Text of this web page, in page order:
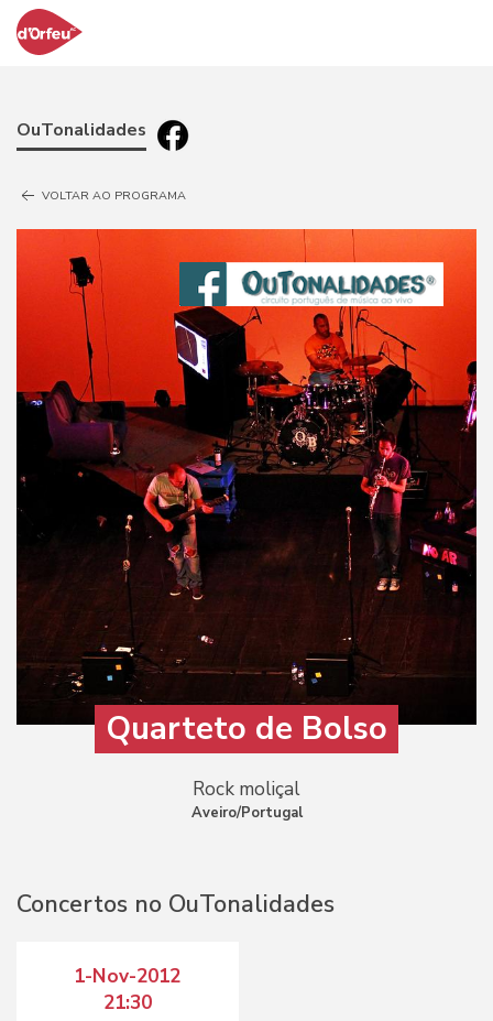
OuTonalidades
VOLTAR AO PROGRAMA
Quarteto de Bolso
Rock moliçal
Aveiro/Portugal
Concertos no OuTonalidades
1-Nov-2012
21:30